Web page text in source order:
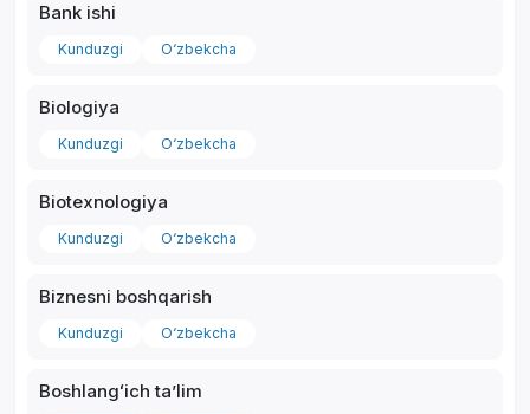
Bank ishi
Kunduzgi O‘zbekcha
Biologiya
Kunduzgi O‘zbekcha
Biotexnologiya
Kunduzgi O‘zbekcha
Biznesni boshqarish
Kunduzgi O‘zbekcha
Boshlangʻich taʼlim